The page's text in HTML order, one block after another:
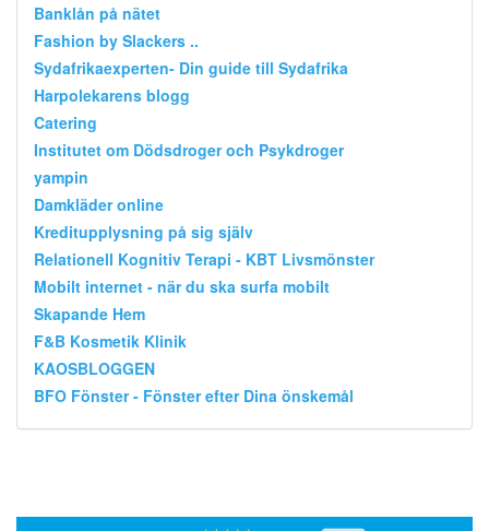
Banklån på nätet
Fashion by Slackers ..
Sydafrikaexperten- Din guide till Sydafrika
Harpolekarens blogg
Catering
Institutet om Dödsdroger och Psykdroger
yampin
Damkläder online
Kreditupplysning på sig själv
Relationell Kognitiv Terapi - KBT Livsmönster
Mobilt internet - när du ska surfa mobilt
Skapande Hem
F&B Kosmetik Klinik
KAOSBLOGGEN
BFO Fönster - Fönster efter Dina önskemål